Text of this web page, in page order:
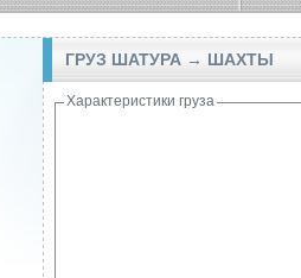
ГРУЗ ШАТУРА → ШАХТЫ
Характеристики груза